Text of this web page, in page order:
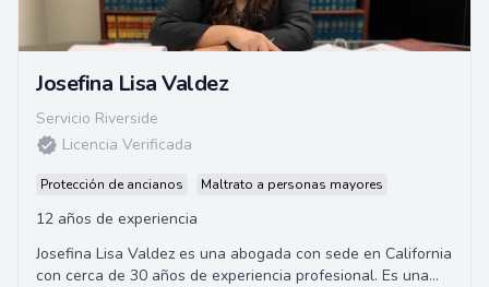
Josefina Lisa Valdez
Servicio Riverside
Licencia Verificada
Protección de ancianos Maltrato a personas mayores
12 años de experiencia
Josefina Lisa Valdez es una abogada con sede en California
con cerca de 30 años de experiencia profesional. Es una